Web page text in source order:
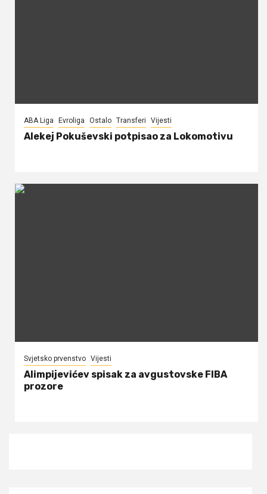
ABA Liga Evroliga Ostalo Transferi Vijesti
Alekej Pokuševski potpisao za Lokomotivu
Svjetsko prvenstvo Vijesti
Alimpijevićev spisak za avgustovske FIBA
prozore